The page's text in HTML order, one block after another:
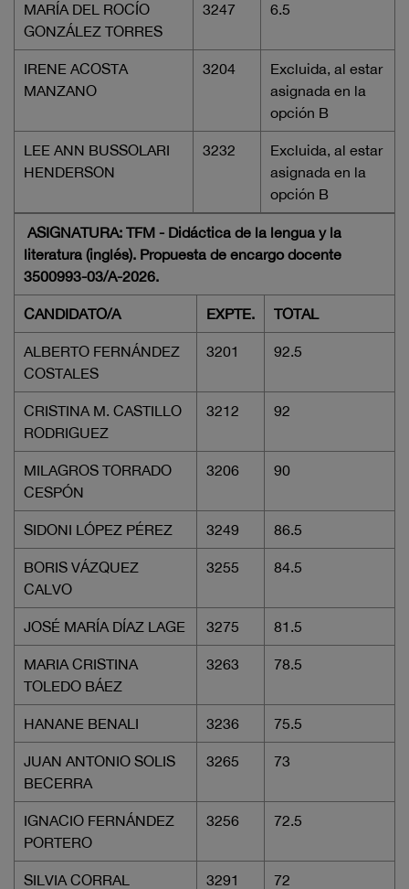
MARÍA DEL ROCÍO
GONZÁLEZ TORRES
3247 6.5
IRENE ACOSTA
MANZANO
3204
Excluida, al estar
asignada en la
opción B
LEE ANN BUSSOLARI
HENDERSON
3232
Excluida, al estar
asignada en la
opción B
ASIGNATURA: TFM - Didáctica de la lengua y la
literatura (inglés). Propuesta de encargo docente
3500993-03/A-2026.
CANDIDATO/A EXPTE. TOTAL
ALBERTO FERNÁNDEZ
COSTALES
3201 92.5
CRISTINA M. CASTILLO
RODRIGUEZ
3212 92
MILAGROS TORRADO
CESPÓN
3206 90
SIDONI LÓPEZ PÉREZ 3249 86.5
BORIS VÁZQUEZ
CALVO
3255 84.5
JOSÉ MARÍA DÍAZ LAGE 3275 81.5
MARIA CRISTINA
TOLEDO BÁEZ
3263 78.5
HANANE BENALI 3236 75.5
JUAN ANTONIO SOLIS
BECERRA
3265 73
IGNACIO FERNÁNDEZ
PORTERO
3256 72.5
SILVIA CORRAL
3291 72